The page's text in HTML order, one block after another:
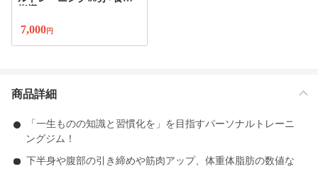
7,000円
商品詳細
「一生ものの知識と習慣化を」を目指すパーソナルトレーニ
ングジム！
下半身や腹部の引き締めや筋肉アップ、体重体脂肪の数値な